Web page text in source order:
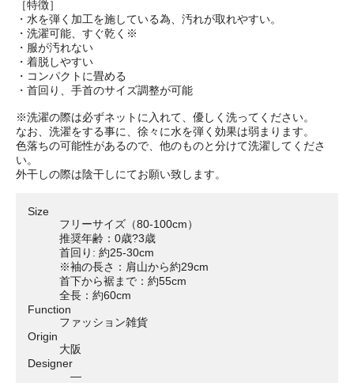
［特徴］
・水を弾く加工を施している為、汚れが取れやすい。
・洗濯可能、すぐ乾く※
・服が汚れない
・着脱しやすい
・コンパクトに畳める
・首回り、手首のサイズ調整が可能
※洗濯の際は必ずネットに入れて、優しく洗ってください。
なお、洗濯をする事に、徐々に水を弾く効果は弱まります。
色落ちの可能性があるので、他のものと分けて洗濯してくださ
い。
外干しの際は陰干しにてお願い致します。
Size
フリーサイズ（80-100cm）
推奨年齢：0歳?3歳
首回り: 約25-30cm
※袖の長さ：肩山から約29cm
首下から裾まで：約55cm
全長：約60cm
Function
ファッション雑貨
Origin
大阪
Designer
―